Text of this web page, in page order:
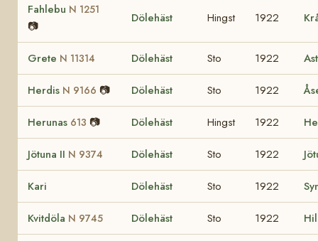
Fahlebu N 1251
📷
Dölehäst Hingst 1922
Grete N 11314 Dölehäst Sto 1922
Herdis N 9166 📷 Dölehäst Sto 1922
Herunas 613 📷 Dölehäst Hingst 1922
Jötuna II N 9374 Dölehäst Sto 1922
Kari Dölehäst Sto 1922
Kvitdöla N 9745 Dölehäst Sto 1922